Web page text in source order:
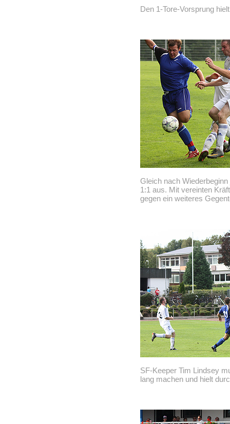
Den 1-Tore-Vorsprung
Gleich nach
1:1 aus. Mit vereinten
gegen ein weiteres
SF-Keeper Tim Lindsey
lang machen und hielt